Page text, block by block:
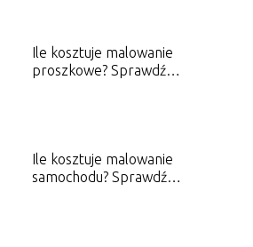
Ile kosztuje malowanie
proszkowe? Sprawdź
Ile kosztuje malowanie
samochodu? Sprawdź